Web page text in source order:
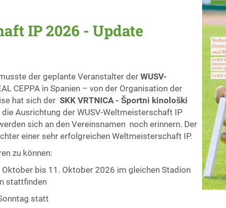
IP 2026 - Update
der geplante Veranstalter der WUSV-
CEPPA in Spanien – von der Organisation der
hat sich der SKK VRTNICA - Športni kinološki
Ausrichtung der WUSV-Weltmeisterschaft IP
sich an den Vereinsnamen noch erinnern. Der
einer sehr erfolgreichen Weltmeisterschaft IP.
zu können:
bis 11. Oktober 2026 im gleichen Stadion
stattfinden
statt